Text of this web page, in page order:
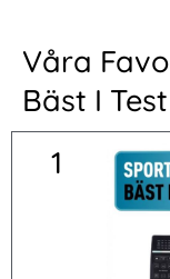
Våra
Bäst I Test
1